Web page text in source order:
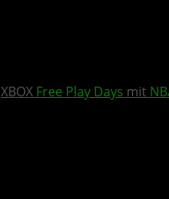
XBOX Free Play Days mit